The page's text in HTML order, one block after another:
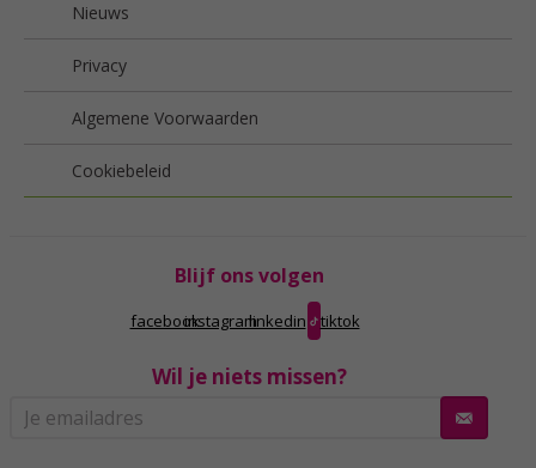
Nieuws
Privacy
Algemene Voorwaarden
Cookiebeleid
Blijf ons volgen
facebookinstagramlinkedin tiktok
Wil je niets missen?